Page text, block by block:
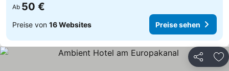
Ab 50 €
Preise von 16 Websites Preise sehen
Teilen